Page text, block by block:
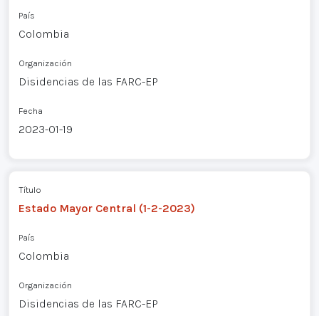
País
Colombia
Organización
Disidencias de las FARC-EP
Fecha
2023-01-19
Título
Estado Mayor Central (1-2-2023)
País
Colombia
Organización
Disidencias de las FARC-EP